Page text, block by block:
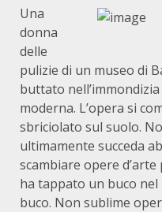
Una
donna
delle
pulizie di un museo di
buttato
moderna. L’opera si
sbriciolato sul suolo.
ultimamente succeda
scambiare opere
ha tappato un buco
buco. Non sublime